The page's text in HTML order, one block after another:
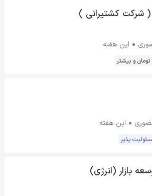
شرکت کشتیرانی )
این هفته
این هفته
پذیر
بازار (انرژی)